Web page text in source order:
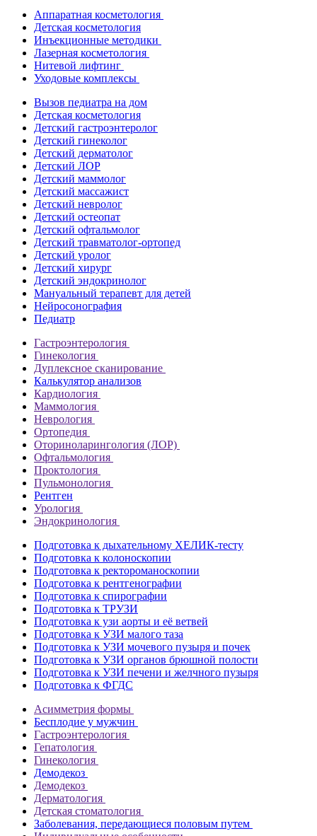
Аппаратная косметология
Детская косметология
Инъекционные методики
Лазерная косметология
Нитевой лифтинг
Уходовые комплексы
Вызов педиатра на дом
Детская косметология
Детский гастроэнтеролог
Детский гинеколог
Детский дерматолог
Детский ЛОР
Детский маммолог
Детский массажист
Детский невролог
Детский остеопат
Детский офтальмолог
Детский травматолог-ортопед
Детский уролог
Детский хирург
Детский эндокринолог
Мануальный терапевт для детей
Нейросонография
Педиатр
Гастроэнтерология
Гинекология
Дуплексное сканирование
Калькулятор анализов
Кардиология
Маммология
Неврология
Ортопедия
Оториноларингология (ЛОР)
Офтальмология
Проктология
Пульмонология
Рентген
Урология
Эндокринология
Подготовка к дыхательному ХЕЛИК-тесту
Подготовка к колоноскопии
Подготовка к ректороманоскопии
Подготовка к рентгенографии
Подготовка к спирографии
Подготовка к ТРУЗИ
Подготовка к узи аорты и её ветвей
Подготовка к УЗИ малого таза
Подготовка к УЗИ мочевого пузыря и почек
Подготовка к УЗИ органов брюшной полости
Подготовка к УЗИ печени и желчного пузыря
Подготовка к ФГДС
Асимметрия формы
Бесплодие у мужчин
Гастроэнтерология
Гепатология
Гинекология
Демодекоз
Демодекоз
Дерматология
Детская стоматология
Заболевания, передающиеся половым путем